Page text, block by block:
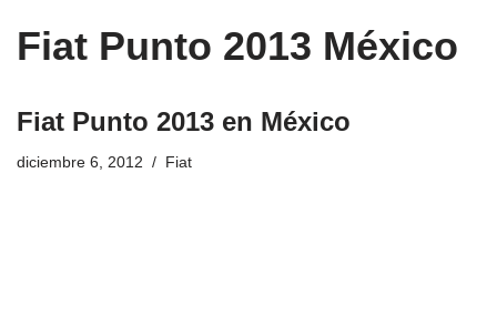
Fiat Punto 2013 México
Fiat Punto 2013 en México
diciembre 6, 2012 Fiat